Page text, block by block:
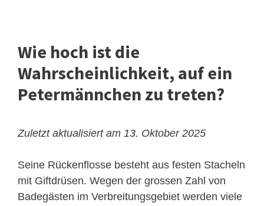
Wie hoch ist die
Wahrscheinlichkeit, auf ein
Petermännchen zu treten?
Zuletzt aktualisiert am 13. Oktober 2025
Seine Rückenflosse besteht aus festen Stacheln
mit Giftdrüsen. Wegen der grossen Zahl von
Badegästen im Verbreitungsgebiet werden viele